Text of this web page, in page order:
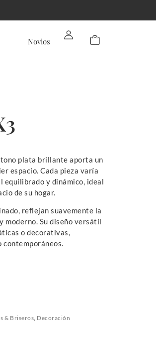
Novios
plata brillante aporta un
espacio. Cada pieza varía
equilibrado y dinámico, ideal
de su hogar.
reflejan suavemente la
moderno. Su diseño versátil
o decorativas,
contemporáneos.
& Briseros, Decoración